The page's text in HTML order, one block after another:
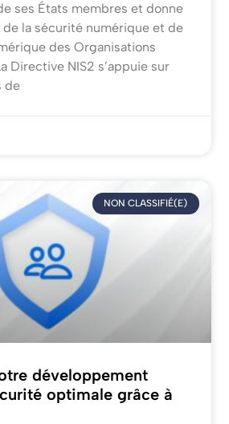
ses États membres et donne
de la sécurité numérique et de
des Organisations
Directive NIS2 s’appuie sur
de
NON CLASSIFIÉ(E)
développement
optimale grâce à